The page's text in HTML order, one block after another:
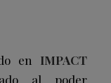
en IMPACT
al poder